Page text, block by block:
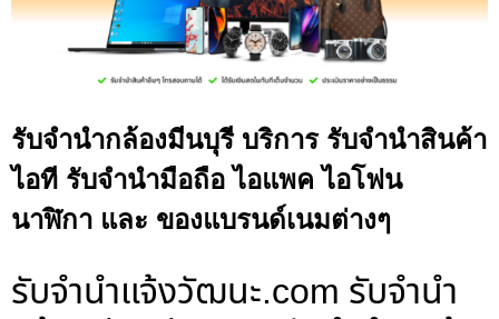
รับจำนำกล้องมีนบุรี บริการ รับจำนำสินค้า
ไอที รับจำนำมือถือ ไอแพค ไอโฟน
นาฬิกา และ ของแบรนด์เนมต่างๆ
รับจํานําแจ้งวัฒนะ.com รับจำนำ